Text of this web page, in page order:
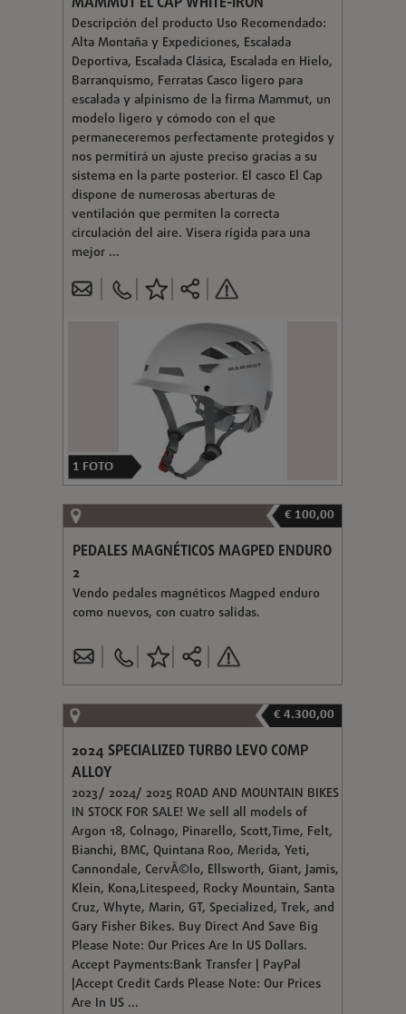
Descripción del producto Uso Recomendado:
Alta Montaña y Expediciones, Escalada
Deportiva, Escalada Clásica, Escalada en Hielo,
Barranquismo, Ferratas Casco ligero para
escalada y alpinismo de la firma Mammut, un
modelo ligero y cómodo con el que
permaneceremos perfectamente protegidos y
nos permitirá un ajuste preciso gracias a su
sistema en la parte posterior. El casco El Cap
dispone de numerosas aberturas de
ventilación que permiten la correcta
circulación del aire. Visera rígida para una
mejor ...
1 FOTO
€ 100,00
PEDALES MAGNÉTICOS MAGPED ENDURO
2
Vendo pedales magnéticos Magped enduro
como nuevos, con cuatro salidas.
€ 4.300,00
2024 SPECIALIZED TURBO LEVO COMP
ALLOY
2023/ 2024/ 2025 ROAD AND MOUNTAIN BIKES
IN STOCK FOR SALE! We sell all models of
Argon 18, Colnago, Pinarello, Scott,Time, Felt,
Bianchi, BMC, Quintana Roo, Merida, Yeti,
Cannondale, CervÃ©lo, Ellsworth, Giant, Jamis,
Klein, Kona,Litespeed, Rocky Mountain, Santa
Cruz, Whyte, Marin, GT, Specialized, Trek, and
Gary Fisher Bikes. Buy Direct And Save Big
Please Note: Our Prices Are In US Dollars.
Accept Payments:Bank Transfer | PayPal
|Accept Credit Cards Please Note: Our Prices
Are In US ...